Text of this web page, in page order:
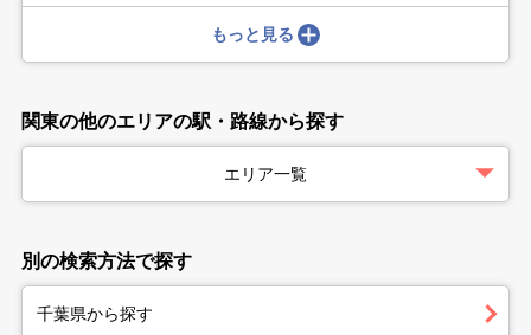
もっと見る
関東の他のエリアの駅・路線から探す
エリア一覧
別の検索方法で探す
千葉県から探す